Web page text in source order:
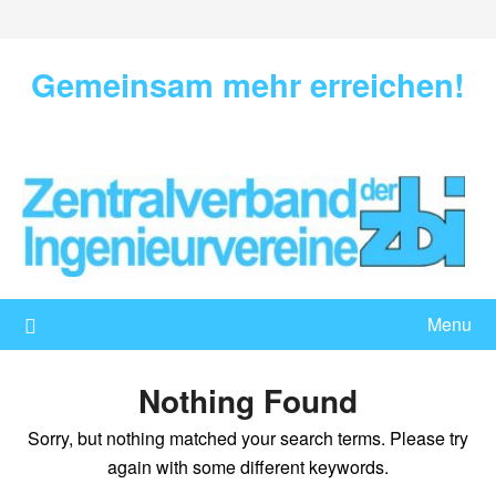
contentGemeinsam mehr erreichen!
Menu
Nothing Found
Sorry, but nothing matched your search terms. Please try
again with some different keywords.